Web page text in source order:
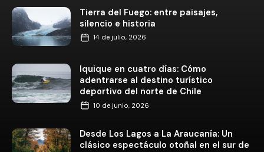
Tierra del Fuego: entre paisajes,
silencio e historia
14 de julio, 2026
Iquique en cuatro días: Cómo
adentrarse al destino turístico
deportivo del norte de Chile
10 de junio, 2026
Desde Los Lagos a La Araucanía: Un
clásico espectáculo otoñal en el sur de